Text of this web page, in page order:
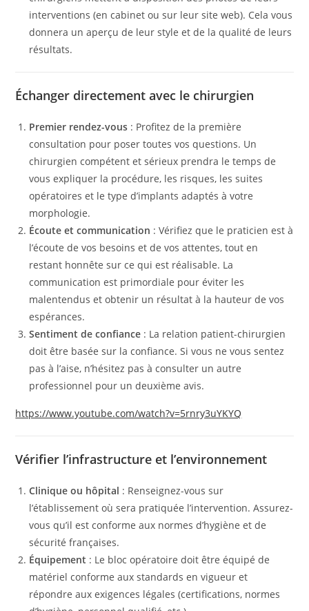
interventions (en cabinet ou sur leur site web). Cela vous
donnera un aperçu de leur style et de la qualité de leurs
résultats.
Échanger directement avec le chirurgien
Premier rendez-vous : Profitez de la première
consultation pour poser toutes vos questions. Un
chirurgien compétent et sérieux prendra le temps de
vous expliquer la procédure, les risques, les suites
opératoires et le type d’implants adaptés à votre
morphologie.
Écoute et communication : Vérifiez que le praticien est à
l’écoute de vos besoins et de vos attentes, tout en
restant honnête sur ce qui est réalisable. La
communication est primordiale pour éviter les
malentendus et obtenir un résultat à la hauteur de vos
espérances.
Sentiment de confiance : La relation patient-chirurgien
doit être basée sur la confiance. Si vous ne vous sentez
pas à l’aise, n’hésitez pas à consulter un autre
professionnel pour un deuxième avis.
https://www.youtube.com/watch?v=5rnry3uYKYQ
Vérifier l’infrastructure et l’environnement
Clinique ou hôpital : Renseignez-vous sur
l’établissement où sera pratiquée l’intervention. Assurez-
vous qu’il est conforme aux normes d’hygiène et de
sécurité françaises.
Équipement : Le bloc opératoire doit être équipé de
matériel conforme aux standards en vigueur et
répondre aux exigences légales (certifications, normes